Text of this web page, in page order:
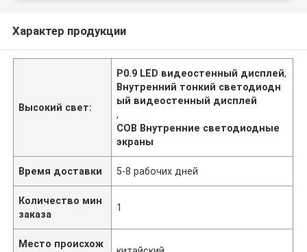
Характер продукции
Высокий свет:
P0.9 LED видеостенный дисплей,
Внутренний тонкий светодиодн
ый видеостенный дисплей
,
COB Внутренние светодиодные
экраны
Время доставки 5-8 рабочих дней
Количество мин
заказа
1
Место происхож